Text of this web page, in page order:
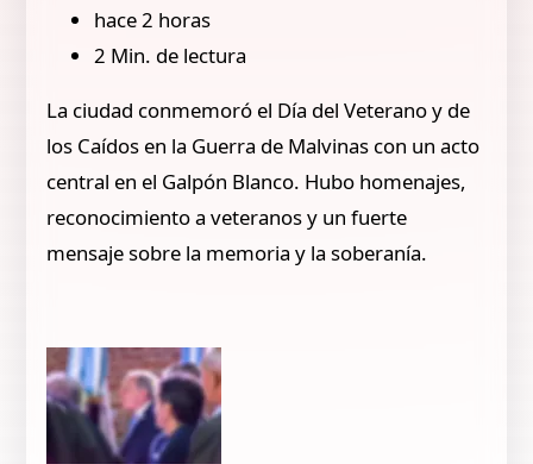
hace 2 horas
2 Min. de lectura
La ciudad conmemoró el Día del Veterano y de
los Caídos en la Guerra de Malvinas con un acto
central en el Galpón Blanco. Hubo homenajes,
reconocimiento a veteranos y un fuerte
mensaje sobre la memoria y la soberanía.